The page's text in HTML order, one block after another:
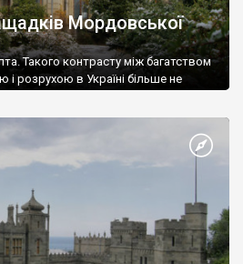
Мордовської
Такого контрасту між багатством
і розрухою в Україні більше не